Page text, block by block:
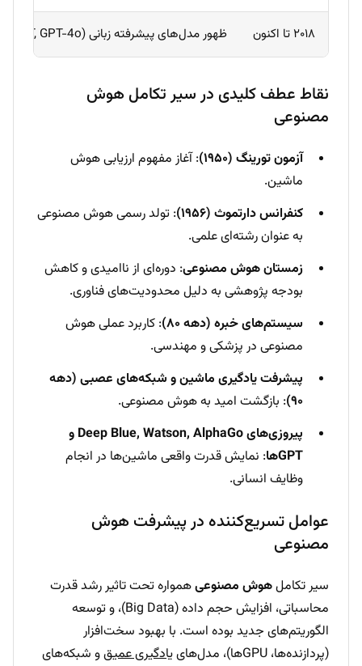
۲۰۱۸ تا اکنون ظهور مدل‌های پیشرفته زبانی (GPT, BERT, GPT-4o)
نقاط عطف کلیدی در سیر تکامل هوش
مصنوعی
آزمون تورینگ (۱۹۵۰)
: آغاز مفهوم ارزیابی هوش
ماشین.
کنفرانس دارتموث (۱۹۵۶)
: تولد رسمی هوش مصنوعی
به عنوان رشته‌ای علمی.
زمستان هوش مصنوعی: دوره‌ای از ناامیدی و کاهش
بودجه پژوهشی به دلیل محدودیت‌های فناوری.
سیستم‌های خبره (دهه ۸۰)
: کاربرد عملی هوش
مصنوعی در پزشکی و مهندسی.
پیشرفت یادگیری ماشین و شبکه‌های عصبی (دهه
۹۰) : بازگشت امید به هوش مصنوعی.
پیروزی‌های Deep Blue, Watson, AlphaGo و
GPTها : نمایش قدرت واقعی ماشین‌ها در انجام
وظایف انسانی.
عوامل تسریع‌کننده در پیشرفت هوش
مصنوعی
سیر تکاملهوش مصنوعیهمواره تحت تاثیر رشد قدرت
محاسباتی، افزایش حجم داده (Big Data)، و توسعه
الگوریتم‌های جدید بوده است. با بهبود سخت‌افزار
(پردازنده‌ها، GPUها)، مدل‌های
یادگیری عمیقو شبکه‌های